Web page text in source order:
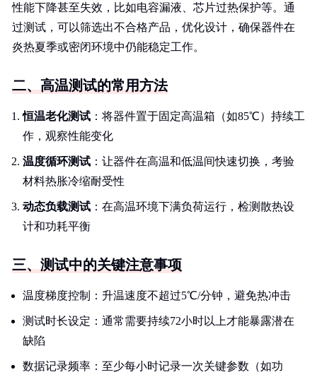
性能下降甚至失效，比如电容漏液、芯片过热保护等。通
过测试，可以筛选出不合格产品，优化设计，确保器件在
炎热夏季或密闭环境中仍能稳定工作。
二、高温测试的常用方法
恒温老化测试 ：将器件置于固定高温箱（如85℃）持续工
作，观察性能变化
温度循环测试 ：让器件在高温和低温间快速切换，考验
材料热胀冷缩耐受性
动态负载测试 ：在高温环境下满负荷运行，检测散热设
计和功耗平衡
三、测试中的关键注意事项
温度梯度控制：升温速度不超过5℃/分钟，避免热冲击
测试时长设定：通常需要持续72小时以上才能暴露潜在
缺陷
数据记录频率：至少每小时记录一次关键参数（如功